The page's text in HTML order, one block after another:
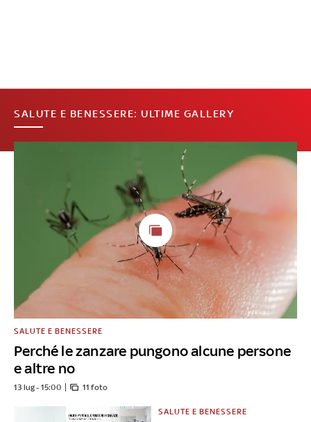
SALUTE E BENESSERE: ULTIME GALLERY
Perché le zanzare pungono alcune persone
e altre no
SALUTE E BENESSERE
13 lug - 15:00 11 foto
SALUTE E BENESSERE